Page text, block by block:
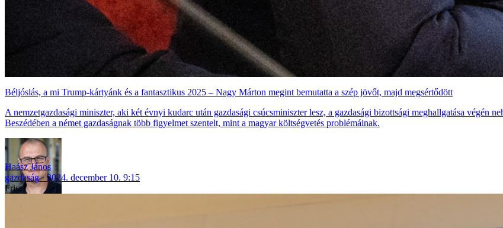
Béljóslás, a mi Trump-kártyánk és a fantasztikus 2025 – Nagy Márton megint bemutatta a szép jövőt, majd megsértődött
A nemzetgazdasági miniszter, aki két évnyi kudarc után gazdasági csúcsminiszter lesz, a gazdasági bizottsági meghallgatása végén
Beszédében a német gazdaságnak több figyelmet szentelt, mint a magyar költségvetés problémáinak.
Haász János
gazdaság
2024. december 10. 9:15
Friss